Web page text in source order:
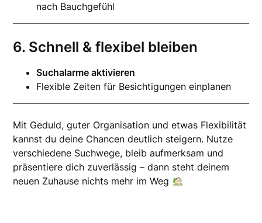
nach Bauchgefühl
6. Schnell & flexibel bleiben
Suchalarme aktivieren
Flexible Zeiten für Besichtigungen einplanen
Mit Geduld, guter Organisation und etwas Flexibilität
kannst du deine Chancen deutlich steigern. Nutze
verschiedene Suchwege, bleib aufmerksam und
präsentiere dich zuverlässig – dann steht deinem
neuen Zuhause nichts mehr im Weg